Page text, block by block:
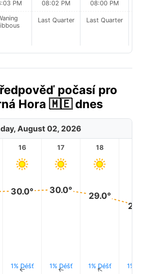
PM 08:02 PM
Last Quarter
08:00 PM
Last Quarter
počasí pro
Hora 🇲🇪 dnes
August 02, 2026
16
30.0°
1% Déšť
↑
17
30.0°
1% Déšť
↑
18
29.0°
1% Déšť
↑ 1%